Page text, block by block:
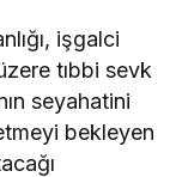
işgalci
tıbbi sevk
seyahatini
bekleyen